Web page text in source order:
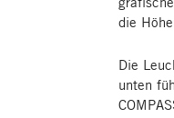
die
Die
unten